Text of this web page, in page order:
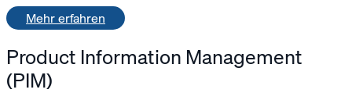
Mehr erfahren
Product Information Management
(PIM)